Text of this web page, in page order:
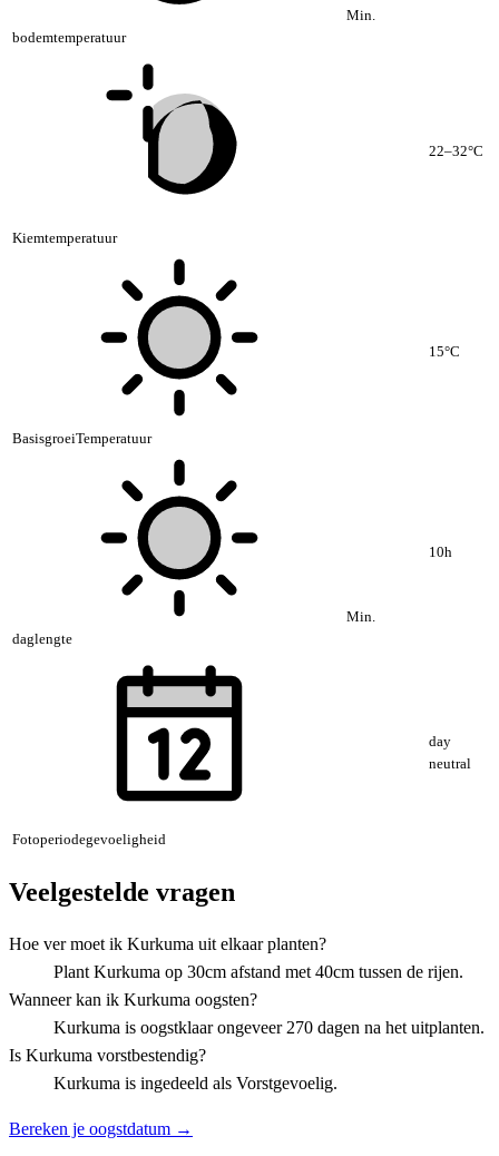
Min.
bodemtemperatuur
Kiemtemperatuur
22–32°C
BasisgroeiTemperatuur
15°C
Min.
daglengte
10h
Fotoperiodegevoeligheid
day
neutral
Veelgestelde vragen
Hoe ver moet ik Kurkuma uit elkaar planten?
Plant Kurkuma op 30cm afstand met 40cm tussen de rijen.
Wanneer kan ik Kurkuma oogsten?
Kurkuma is oogstklaar ongeveer 270 dagen na het uitplanten.
Is Kurkuma vorstbestendig?
Kurkuma is ingedeeld als Vorstgevoelig.
Bereken je oogstdatum →